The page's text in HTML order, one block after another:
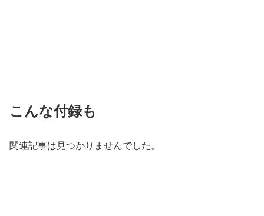
こんな付録も
関連記事は見つかりませんでした。